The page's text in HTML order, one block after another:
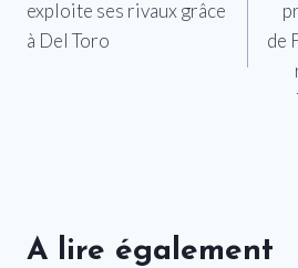
l’article
exploite ses rivaux grâce
à Del Toro
de
A lire également